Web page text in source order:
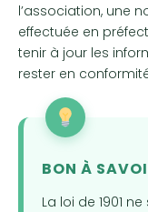
l’association, une
effectuée en
tenir à jour les
rester en
BON À
La loi de 1901